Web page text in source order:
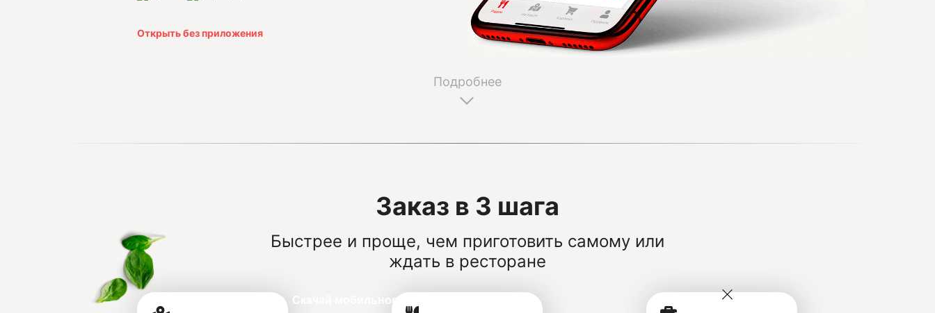
Скачай мобильное приложение!
Открыть без приложения
Подробнее
Заказ в 3 шага
Быстрее и проще, чем приготовить самому или
ждать в ресторане